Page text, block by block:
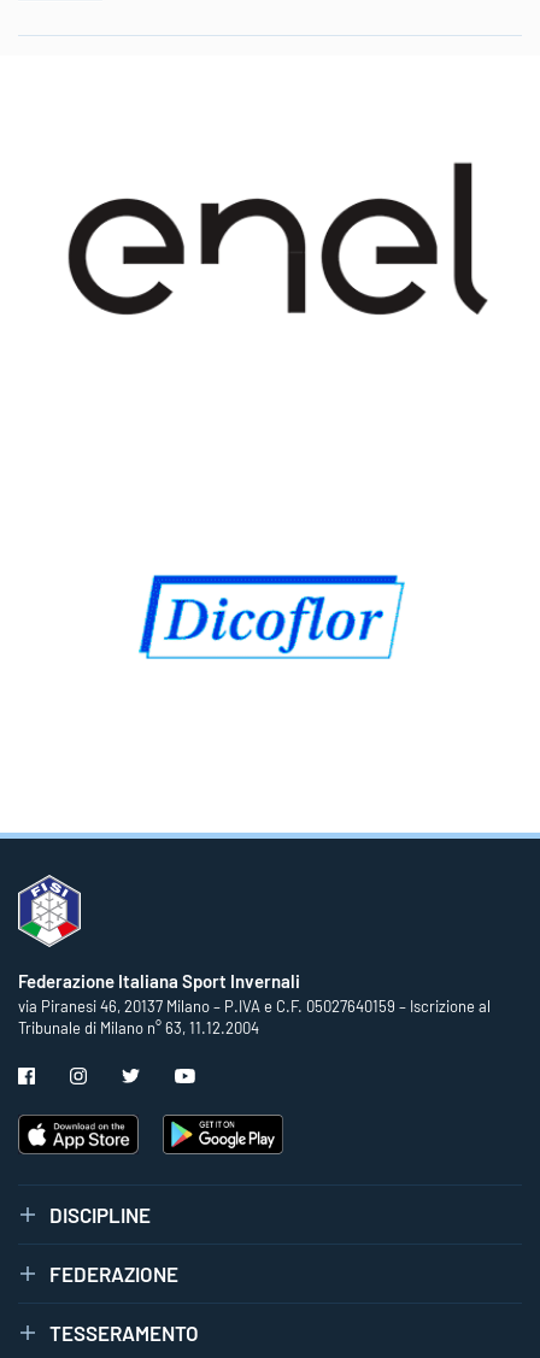
Federazione Italiana Sport Invernali
via Piranesi 46, 20137 Milano – P.IVA e C.F. 05027640159 – Iscrizione al
Tribunale di Milano n° 63, 11.12.2004
DISCIPLINE
FEDERAZIONE
TESSERAMENTO